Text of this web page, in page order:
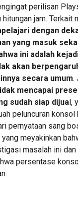
perilisan
hitungan jam. Terkait
dengan
yang masuk
ini adalah
akan
secara umum.
mencapai
sudah siap dijual,
peluncuran konsol
pernyataan sang
yang meyakinkan
masalah ini
persentase